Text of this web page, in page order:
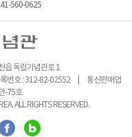
560-0625
읍 독립기념관로 1
번호 : 312-82-02552 | 통신판매업
-75호
ALL RIGHTS RESERVED.